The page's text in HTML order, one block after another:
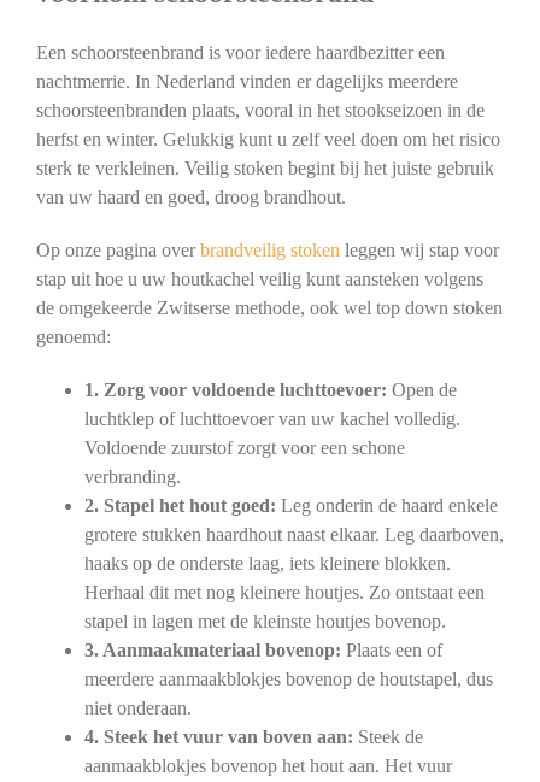
Een schoorsteenbrand is voor iedere haardbezitter een
nachtmerrie. In Nederland vinden er dagelijks meerdere
schoorsteenbranden plaats, vooral in het stookseizoen in de
herfst en winter. Gelukkig kunt u zelf veel doen om het risico
sterk te verkleinen. Veilig stoken begint bij het juiste gebruik
van uw haard en goed, droog brandhout.
Op onze pagina overbrandveilig stoken leggen wij stap voor
stap uit hoe u uw houtkachel veilig kunt aansteken volgens
de omgekeerde Zwitserse methode, ook wel top down stoken
genoemd:
1. Zorg voor voldoende luchttoevoer: Open de
luchtklep of luchttoevoer van uw kachel volledig.
Voldoende zuurstof zorgt voor een schone
verbranding.
2. Stapel het hout goed: Leg onderin de haard enkele
grotere stukken haardhout naast elkaar. Leg daarboven,
haaks op de onderste laag, iets kleinere blokken.
Herhaal dit met nog kleinere houtjes. Zo ontstaat een
stapel in lagen met de kleinste houtjes bovenop.
3. Aanmaakmateriaal bovenop: Plaats een of
meerdere aanmaakblokjes bovenop de houtstapel, dus
niet onderaan.
4. Steek het vuur van boven aan: Steek de
aanmaakblokjes bovenop het hout aan. Het vuur